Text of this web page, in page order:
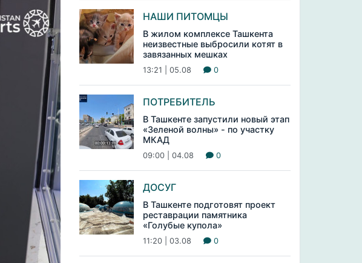
НАШИ ПИТОМЦЫ
В жилом комплексе Ташкента
неизвестные выбросили котят в
завязанных мешках
13:21 | 05.08 0
ПОТРЕБИТЕЛЬ
В Ташкенте запустили новый этап
«Зеленой волны» - по участку
МКАД
09:00 | 04.08 0
ДОСУГ
В Ташкенте подготовят проект
реставрации памятника
«Голубые купола»
11:20 | 03.08 0